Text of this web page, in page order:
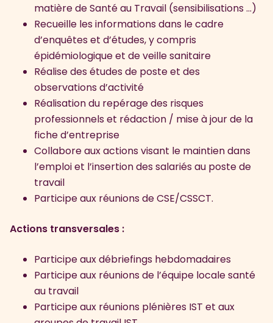
matière de Santé au Travail (sensibilisations …)
Recueille les informations dans le cadre
d’enquêtes et d’études, y compris
épidémiologique et de veille sanitaire
Réalise des études de poste et des
observations d’activité
Réalisation du repérage des risques
professionnels et rédaction / mise à jour de la
fiche d’entreprise
Collabore aux actions visant le maintien dans
l’emploi et l’insertion des salariés au poste de
travail
Participe aux réunions de CSE/CSSCT.
Actions transversales :
Participe aux débriefings hebdomadaires
Participe aux réunions de l’équipe locale santé
au travail
Participe aux réunions plénières IST et aux